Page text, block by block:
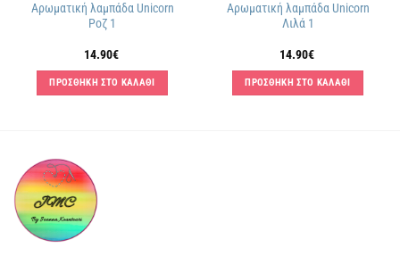
Αρωματική λαμπάδα Unicorn
Ροζ 1
14.90€
ΠΡΟΣΘΗΚΗ ΣΤΟ ΚΑΛΑΘΙ
Αρωματική λαμπάδα Unicorn
Λιλά 1
14.90€
ΠΡΟΣΘΗΚΗ ΣΤΟ ΚΑΛΑΘΙ